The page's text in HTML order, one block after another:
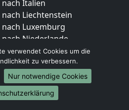
Italien
Liechtenstein
Luxemburg
Niederlande
nach Norwegen
nach Berlin
nach Hamburg
verwendet Cookies um die
zu verbessern.
Nur notwendige Cookies